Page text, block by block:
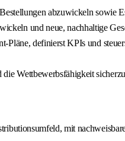
abzuwickeln sowie
und neue, nachhaltige
definierst KPIs und
Wettbewerbsfähigkeit
mit